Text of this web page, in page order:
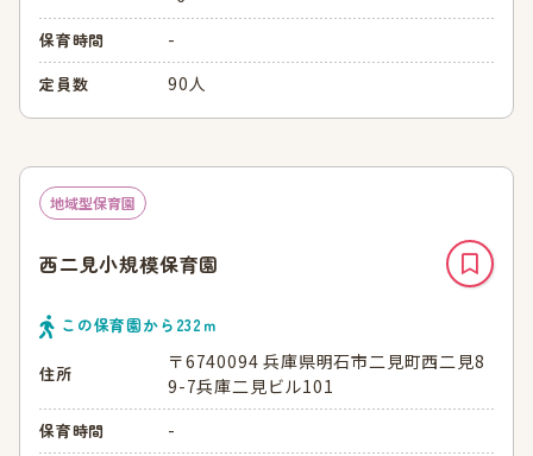
保育時間 -
定員数 90人
地域型保育園
西二見小規模保育園
この保育園から 232ｍ
住所
〒6740094 兵庫県明石市二見町西二見8
9-7兵庫二見ビル101
保育時間 -